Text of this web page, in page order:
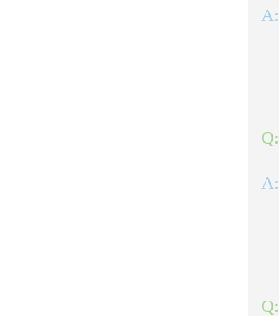
A:
Q:
A:
Q: